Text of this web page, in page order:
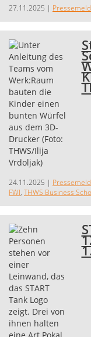
27.11.2025 |
24.11.2025 |
FWI, THWS Business